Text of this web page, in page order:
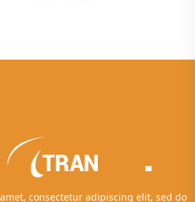
consectetur adipiscing elit, sed do